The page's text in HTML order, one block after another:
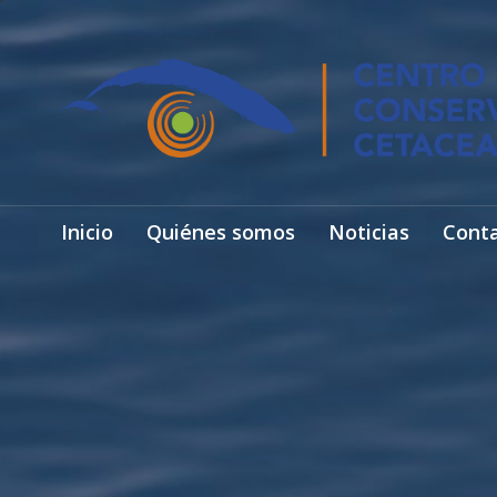
Inicio Quiénes somos Noticias